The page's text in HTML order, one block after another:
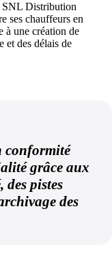
SNL Distribution
ses chauffeurs en
à une création de
et des délais de
conformité
grâce aux
des pistes
des